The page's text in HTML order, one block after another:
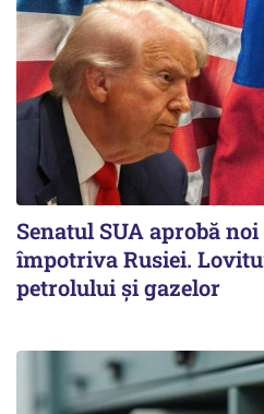
Senatul SUA aprobă
împotriva Rusiei.
petrolului și gazelor